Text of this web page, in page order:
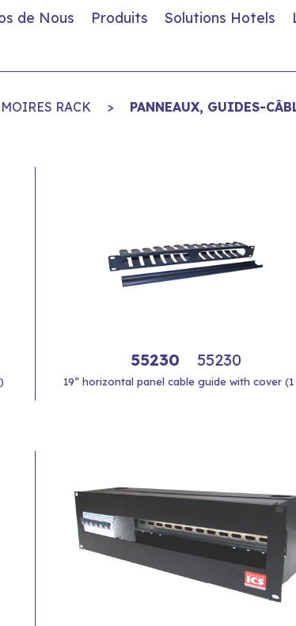
de Nous Produits Solutions Hotels
RACK > PANNEAUX, GUIDES-
55230 55230
19” horizontal panel cable guide with cover (1